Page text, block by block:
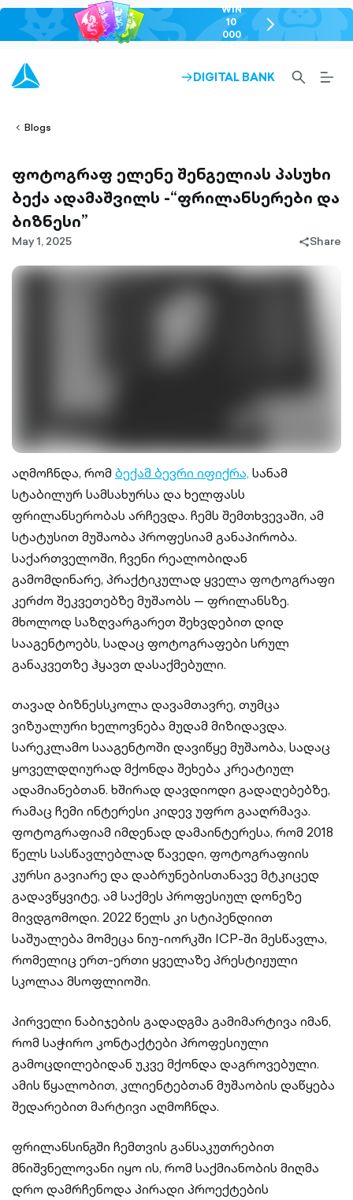
WIN
10
000
chevron-
right-
ARROW-
DIGITAL BANK
SEARCH-
OUTLINED
Blogs
ფოტოგრაფ ელენე შენგელიას პასუხი
ბექა ადამაშვილს -“ფრილანსერები და
ბიზნესი”
May 1, 2025
share-
Share
აღმოჩნდა, რომ ბექამ ბევრი იფიქრა, სანამ
სტაბილურ სამსახურსა და ხელფასს
ფრილანსერობას არჩევდა. ჩემს შემთხვევაში, ამ
სტატუსით მუშაობა პროფესიამ განაპირობა.
საქართველოში, ჩვენი რეალობიდან
გამომდინარე, პრაქტიკულად ყველა ფოტოგრაფი
კერძო შეკვეთებზე მუშაობს — ფრილანსზე.
მხოლოდ საზღვარგარეთ შეხვდებით დიდ
სააგენტოებს, სადაც ფოტოგრაფები სრულ
განაკვეთზე ჰყავთ დასაქმებული.
თავად ბიზნესსკოლა დავამთავრე, თუმცა
ვიზუალური ხელოვნება მუდამ მიზიდავდა.
სარეკლამო სააგენტოში დავიწყე მუშაობა, სადაც
ყოველდღიურად მქონდა შეხება კრეატიულ
ადამიანებთან. ხშირად დავდიოდი გადაღებებზე,
რამაც ჩემი ინტერესი კიდევ უფრო გააღრმავა.
ფოტოგრაფიამ იმდენად დამაინტერესა, რომ 2018
წელს სასწავლებლად წავედი, ფოტოგრაფიის
კურსი გავიარე და დაბრუნებისთანავე მტკიცედ
გადავწყვიტე, ამ საქმეს პროფესიულ დონეზე
მივდგომოდი. 2022 წელს კი სტიპენდიით
საშუალება მომეცა ნიუ-იორკში ICP-ში მესწავლა,
რომელიც ერთ-ერთი ყველაზე პრესტიჟული
სკოლაა მსოფლიოში.
პირველი ნაბიჯების გადადგმა გამიმარტივა იმან,
რომ საჭირო კონტაქტები პროფესიული
გამოცდილებიდან უკვე მქონდა დაგროვებული.
ამის წყალობით, კლიენტებთან მუშაობის დაწყება
შედარებით მარტივი აღმოჩნდა.
ფრილანსინგში ჩემთვის განსაკუთრებით
მნიშვნელოვანი იყო ის, რომ საქმიანობის მიღმა
დრო დამრჩენოდა პირადი პროექტების